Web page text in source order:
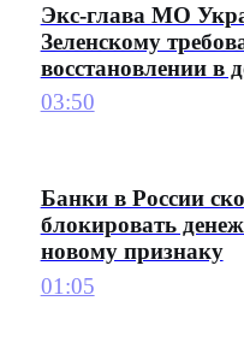
Экс-глава МО
Зеленскому
восстановлении в
03:50
Банки в России
блокировать
новому признаку
01:05